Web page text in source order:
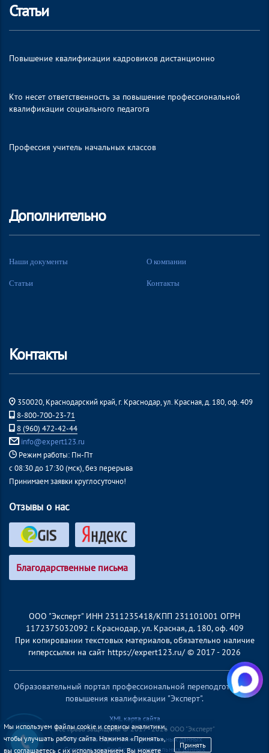
Статьи
Повышение квалификации кадровиков дистанционно
Кто несет ответственность за повышение профессиональной
квалификации социального педагога
Профессия учитель начальных классов
Дополнительно
Наши документы О компании
Статьи Контакты
Контакты
350020, Краснодарский край, г. Краснодар, ул. Красная, д. 180, оф. 409
8-800-700-23-71
8 (960) 472-42-44
info@expert123.ru
Режим работы: Пн-Пт
с 08:30 до 17:30 (мск), без перерыва
Принимаем заявки круглосуточно!
Отзывы о нас
Благодарственные письма
ООО "Эксперт" ИНН 2311235418/КПП 231101001 ОГРН
1172375032092 г. Краснодар, ул. Красная, д. 180, оф. 409
При копировании текстовых материалов, обязательно наличие
гиперссылки на сайт https://expert123.ru/ © 2017 - 2026
Образовательный портал профессиональной переподготовки и
повышения квалификации "Эксперт".
XML карта сайта
Все права защищены © 2017 - 2026 ООО "Эксперт"
Политика обработки персональных данных
Согласие на обработку персональных данных
Мы используем файлы cookie и сервисы аналитики,
чтобы улучшать работу сайта. Нажимая «Принять»,
вы соглашаетесь с их использованием. Вы можете
Принять